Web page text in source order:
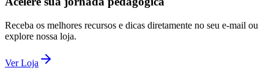
Receba os melhores recursos e dicas diretamente no seu e-mail ou
explore nossa loja.
Ver Loja